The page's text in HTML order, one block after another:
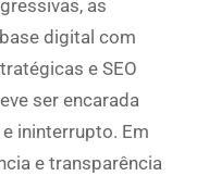
as
digital com
e SEO
ser encarada
ininterrupto. Em
e transparência